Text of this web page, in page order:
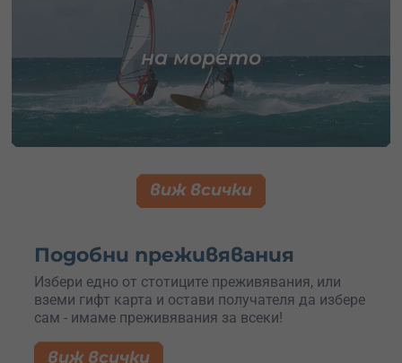
на морето
виж всички
Подобни преживявания
Избери едно от стотиците преживявания, или
вземи гифт карта и остави получателя да избере
сам - имаме преживявания за всеки!
виж всички